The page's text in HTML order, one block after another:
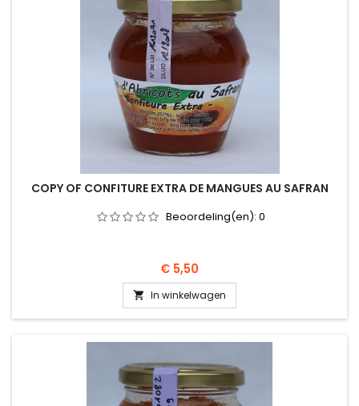
COPY OF CONFITURE EXTRA DE MANGUES AU SAFRAN
Beoordeling(en): 0
Prijs
€ 5,50
 In winkelwagen